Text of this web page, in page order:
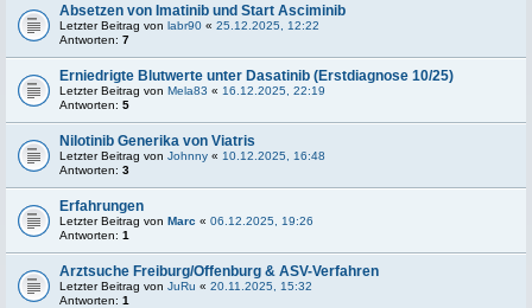
Absetzen von Imatinib und Start Asciminib
Letzter Beitrag von labr90 « 25.12.2025, 12:22
Antworten: 7
Erniedrigte Blutwerte unter Dasatinib (Erstdiagnose 10/25)
Letzter Beitrag von Mela83 « 16.12.2025, 22:19
Antworten: 5
Nilotinib Generika von Viatris
Letzter Beitrag von Johnny « 10.12.2025, 16:48
Antworten: 3
Erfahrungen
Letzter Beitrag von Marc « 06.12.2025, 19:26
Antworten: 1
Arztsuche Freiburg/Offenburg & ASV-Verfahren
Letzter Beitrag von JuRu « 20.11.2025, 15:32
Antworten: 1